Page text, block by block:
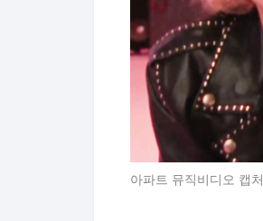
아파트 뮤직비디오 캡처